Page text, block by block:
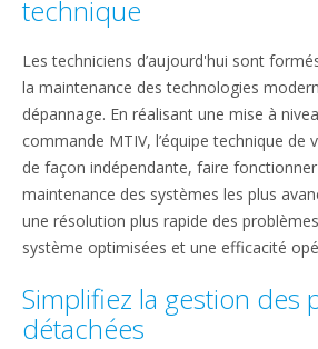
technique
Les techniciens d’aujourd'hui sont
la maintenance des technologies
dépannage. En réalisant une mise à
commande MTIV, l’équipe technique de
de façon indépendante, faire
maintenance des systèmes les plus
une résolution plus rapide des
système optimisées et une efficacité
Simplifiez la gestion des
détachées